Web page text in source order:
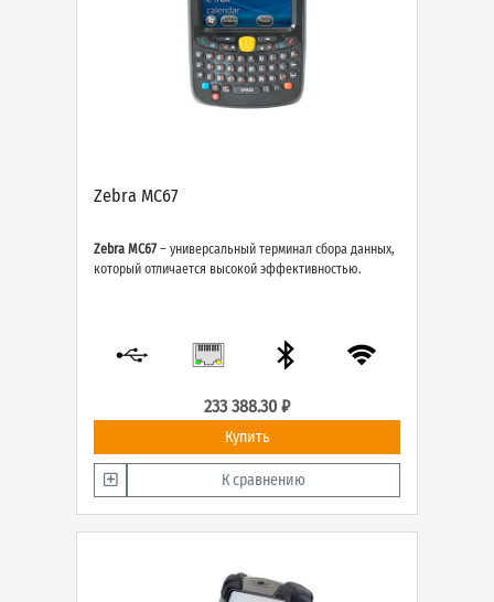
Zebra MC67
Zebra MC67 – универсальный терминал сбора данных,
который отличается высокой эффективностью.
233 388.30 ₽
Купить
К сравнению